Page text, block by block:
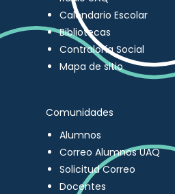
Calendario Escolar
Bibliotecas
Contraloría Social
Mapa de sitio
Comunidades
Alumnos
Correo Alumnos UAQ
Solicitud Correo
Docentes